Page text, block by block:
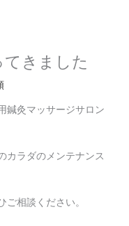
きました
鍼灸マッサージサロン
カラダのメンテナンス
ご相談ください。